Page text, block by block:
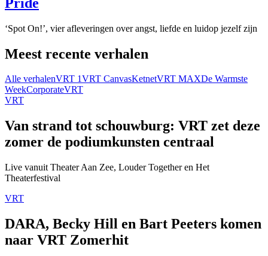
‘Spot On!’, vier afleveringen over angst, liefde en luidop jezelf zijn
Meest recente verhalen
Alle verhalenVRT 1VRT CanvasKetnetVRT MAXDe Warmste
WeekCorporateVRT
VRT
Van strand tot schouwburg: VRT zet deze
zomer de podiumkunsten centraal
Live vanuit Theater Aan Zee, Louder Together en Het
Theaterfestival
VRT
DARA, Becky Hill en Bart Peeters komen
naar VRT Zomerhit